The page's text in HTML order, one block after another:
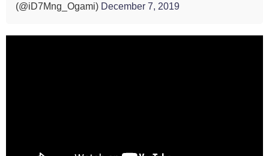
(@iD7Mng_Ogami) December 7, 2019